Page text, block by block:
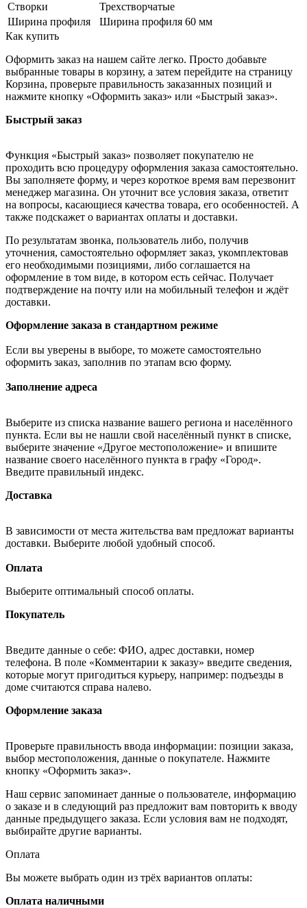
Створки
Трехстворчатые
Ширина профиля
Ширина профиля 60 мм
Как купить
Оформить заказ на нашем сайте легко. Просто добавьте
выбранные товары в корзину, а затем перейдите на страницу
Корзина, проверьте правильность заказанных позиций и
нажмите кнопку «Оформить заказ» или «Быстрый заказ».
Быстрый заказ
Функция «Быстрый заказ» позволяет покупателю не
проходить всю процедуру оформления заказа самостоятельно.
Вы заполняете форму, и через короткое время вам перезвонит
менеджер магазина. Он уточнит все условия заказа, ответит
на вопросы, касающиеся качества товара, его особенностей. А
также подскажет о вариантах оплаты и доставки.
По результатам звонка, пользователь либо, получив
уточнения, самостоятельно оформляет заказ, укомплектовав
его необходимыми позициями, либо соглашается на
оформление в том виде, в котором есть сейчас. Получает
подтверждение на почту или на мобильный телефон и ждёт
доставки.
Оформление заказа в стандартном режиме
Если вы уверены в выборе, то можете самостоятельно
оформить заказ, заполнив по этапам всю форму.
Заполнение адреса
Выберите из списка название вашего региона и населённого
пункта. Если вы не нашли свой населённый пункт в списке,
выберите значение «Другое местоположение» и впишите
название своего населённого пункта в графу «Город».
Введите правильный индекс.
Доставка
В зависимости от места жительства вам предложат варианты
доставки. Выберите любой удобный способ.
Оплата
Выберите оптимальный способ оплаты.
Покупатель
Введите данные о себе: ФИО, адрес доставки, номер
телефона. В поле «Комментарии к заказу» введите сведения,
которые могут пригодиться курьеру, например: подъезды в
доме считаются справа налево.
Оформление заказа
Проверьте правильность ввода информации: позиции заказа,
выбор местоположения, данные о покупателе. Нажмите
кнопку «Оформить заказ».
Наш сервис запоминает данные о пользователе, информацию
о заказе и в следующий раз предложит вам повторить к вводу
данные предыдущего заказа. Если условия вам не подходят,
выбирайте другие варианты.
Оплата
Вы можете выбрать один из трёх вариантов оплаты:
Оплата наличными